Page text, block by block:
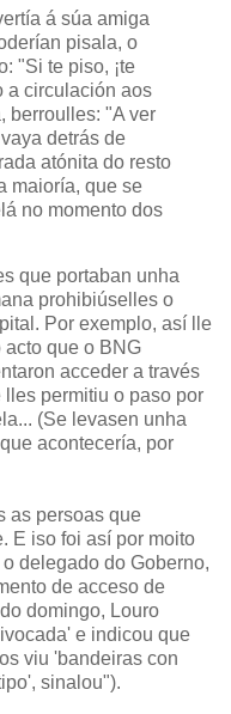
á súa amiga
pisala, o
"Si te piso, ¡te
a circulación aos
berroulles: "A ver
detrás de
atónita do resto
maioría, que se
no momento dos
que portaban unha
prohibiúselles o
Por exemplo, así lle
que o BNG
acceder a través
permitiu o paso por
(Se levasen unha
acontecería, por
as persoas que
E iso foi así por moito
delegado do Goberno,
de acceso de
domingo, Louro
e indicou que
viu 'bandeiras con
sinalou").